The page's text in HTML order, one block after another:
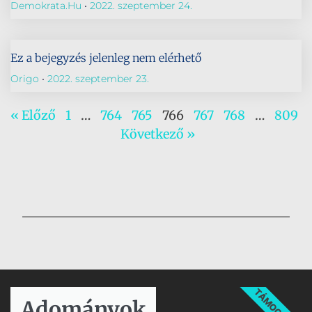
Demokrata.hu 2022. szeptember 24.
Ez a bejegyzés jelenleg nem elérhető
Origo 2022. szeptember 23.
« Előző 1 … 764 765 766 767 768 …
809
Következő »